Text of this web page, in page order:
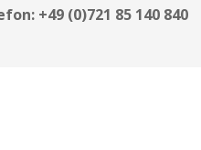
+49 (0)721 85 140 840